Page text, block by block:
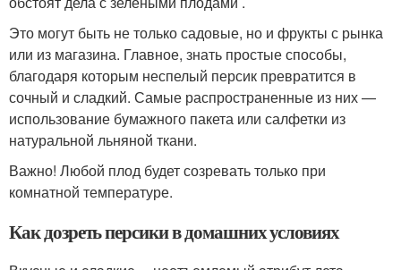
Это могут быть не только садовые, но и фрукты с рынка
или из магазина. Главное, знать простые способы,
благодаря которым неспелый персик превратится в
сочный и сладкий. Самые распространенные из них —
использование бумажного пакета или салфетки из
натуральной льняной ткани.
Важно! Любой плод будет созревать только при
комнатной температуре.
Как дозреть персики в домашних условиях